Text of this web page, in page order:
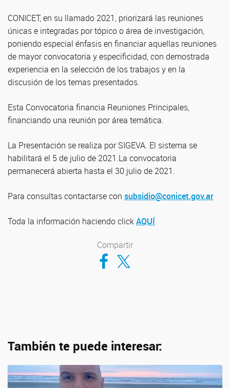
CONICET, en su llamado 2021, priorizará las reuniones
únicas e integradas por tópico o área de investigación,
poniendo especial énfasis en financiar aquellas reuniones
de mayor convocatoria y especificidad, con demostrada
experiencia en la selección de los trabajos y en la
discusión de los temas presentados.
Esta Convocatoria financia Reuniones Principales,
financiando una reunión por área temática.
La Presentación se realiza por SIGEVA. El sistema se
habilitará el 5 de julio de 2021.La convocatoria
permanecerá abierta hasta el 30 julio de 2021.
Para consultas contactarse con subsidio@conicet.gov.ar
Toda la información haciendo clickAQUÍ
Compartir
Compartir en Facebook
Compartir en Twitter
También te puede interesar: